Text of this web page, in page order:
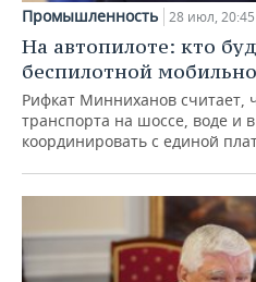
Промышленность 28 июл, 20:45
На автопилоте: кто
беспилотной
Рифкат Минниханов считает,
транспорта на шоссе, воде и
координировать с единой